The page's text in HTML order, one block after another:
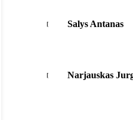
Salys Antanas
Narjauskas